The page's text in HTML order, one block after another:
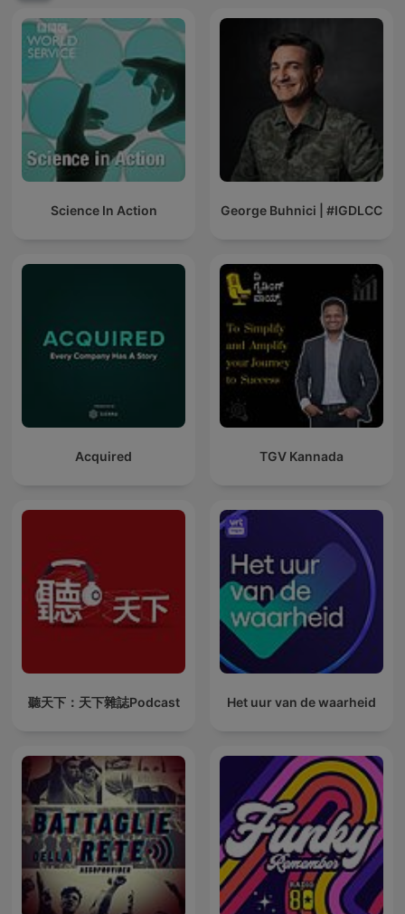
Science In Action George Buhnici | #IGDLCC
Acquired TGV Kannada
聽天下：天下雜誌Podcast Het uur van de waarheid